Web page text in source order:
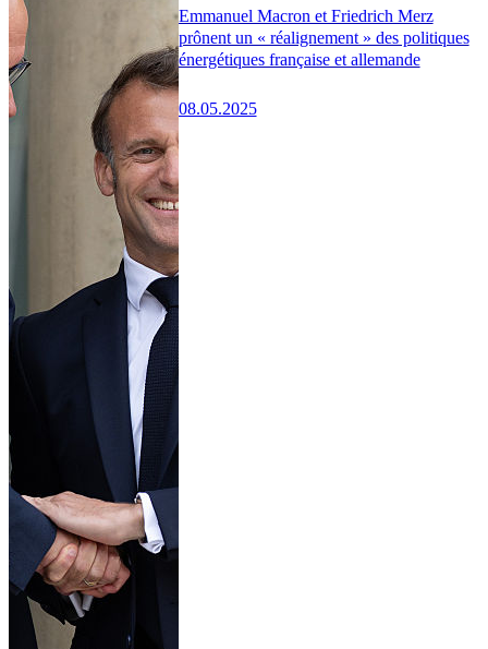
Emmanuel Macron et Friedrich Merz
prônent un « réalignement » des politiques
énergétiques française et allemande
08.05.2025